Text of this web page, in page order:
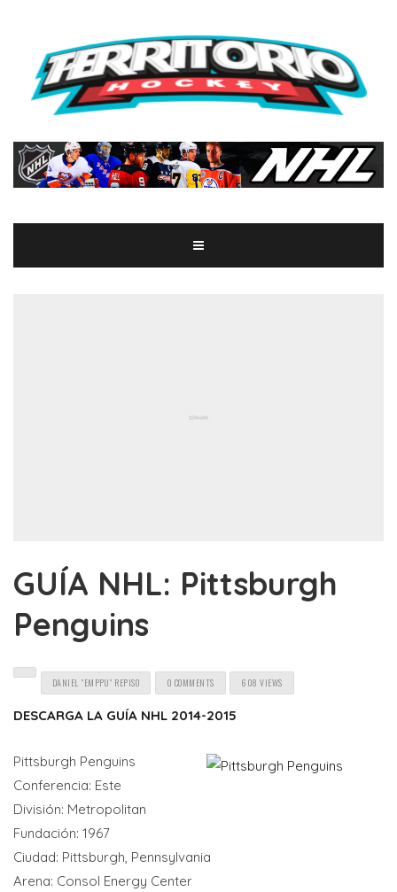
GUÍA NHL: Pittsburgh
Penguins
DANIEL "EMPPU" REPISO 0 COMMENTS 608 VIEWS
DESCARGA LA GUÍA NHL 2014-2015
Pittsburgh Penguins
Conferencia: Este
División: Metropolitan
Fundación: 1967
Ciudad: Pittsburgh, Pennsylvania
Arena: Consol Energy Center